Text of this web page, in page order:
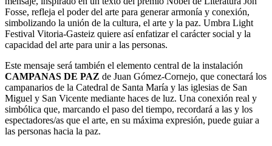
Fosse, refleja el poder del arte para generar armonía y conexión,
simbolizando la unión de la cultura, el arte y la paz. Umbra Light
Festival Vitoria-Gasteiz quiere así enfatizar el carácter social y la
capacidad del arte para unir a las personas.
Este mensaje será también el elemento central de la instalación
CAMPANAS DE PAZ de Juan Gómez-Cornejo, que conectará los
campanarios de la Catedral de Santa María y las iglesias de San
Miguel y San Vicente mediante haces de luz. Una conexión real y
simbólica que, marcando el paso del tiempo, recordará a las y los
espectadores/as que el arte, en su máxima expresión, puede guiar a
las personas hacia la paz.